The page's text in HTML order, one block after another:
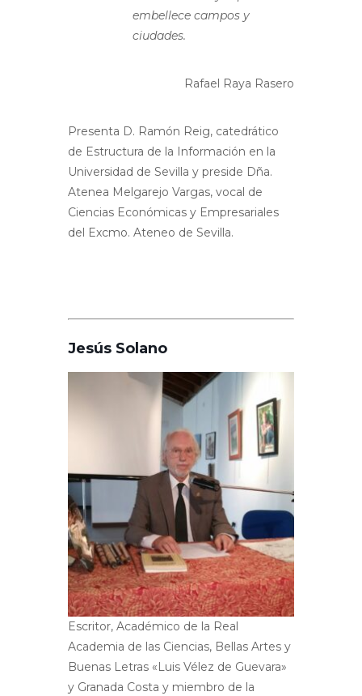
embellece campos y
ciudades.
Rafael Raya Rasero
Presenta D. Ramón Reig, catedrático
de Estructura de la Información en la
Universidad de Sevilla y preside Dña.
Atenea Melgarejo Vargas, vocal de
Ciencias Económicas y Empresariales
del Excmo. Ateneo de Sevilla.
Jesús Solano
Escritor, Académico de la Real
Academia de las Ciencias, Bellas Artes y
Buenas Letras «Luis Vélez de Guevara»
y Granada Costa y miembro de la